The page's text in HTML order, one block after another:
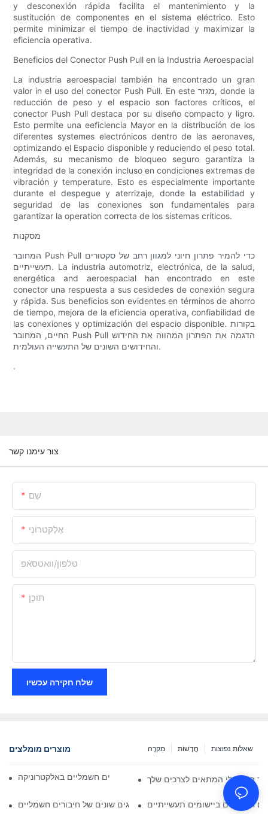
y desconexión rápida facilita el mantenimiento y la
sustitución de componentes en el sistema eléctrico. Esto
permite minimizar el tiempo de inactividad y maximizar la
eficiencia operativa.
Beneficios del Conector Push Pull en la Industria Aeroespacial
La industria aeroespacial también ha encontrado un gran
valor in el uso del conector Push Pull. En este מגזר, donde la
reducción de peso y el espacio son factores críticos, el
conector Push Pull destaca por su diseño compacto y ligro.
Esto permite una eeficiencia Mayor en la distribución de los
diferentes systemes electrónicos dentro de las aeronaves,
optimizando el Espacio disponible y reduciendo el peso total.
Además, su mecanismo de bloqueo seguro garantiza la
integridad de la conexión incluso en condiciones extremas de
vibración y temperature. Esto es especialmente importante
durante el despegue y aterrizaje, donde la estabilidad y
seguridad de las conexiones son fundamentales para
garantizar la operation correcta de los sistemas críticos.
מסקנות
המחובר Push Pull כדי להמיר פתרון חיוני למגוון רחב של סקטורים
תעשייתיים. La industria automotriz, electrónica, de la salud,
energética and aeroespacial han encontrado en este
conector una respuesta a sus cesidedes de conexión segura
y rápida. Sus beneficios son evidentes en términos de ahorro
de tiempo, mejora de la eficiencia operativa, confiabilidad de
las conexiones y optimización del espacio disponible. בקורות
החיים, המחובר Push Pull הדגמה את הפתרון המהווה את החידוש
והחידושים השונים של התעשייה העולמית.
.
צור עימנו קשר
שֵׁם
אֶלֶקטרוֹנִי
טלפון/וואטסאפ
תוֹכֶן
שלח חקירה עכשיו
מוצרים מומלצים שאלות נפוצות חֲדָשׁוֹת מִקרֶה
השפעת הטכנולוגיה על חיבורים חשמליים באלקטרוניקה
החשמלי המתאים לצרכים שלך
ניתוח השוואתי של סוגים שונים של חיבורים חשמלייםחשמליים ביישומים תעשייתיים